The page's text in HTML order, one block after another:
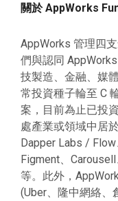
關於 AppWorks
AppWorks 管理四
們與認同
技製造、金融、媒
常投資種子輪至 C
案，目前為止已投
處產業或領域中居
Dapper Labs / Flow
Figment、
等。此外，
(Uber、隆中網絡、